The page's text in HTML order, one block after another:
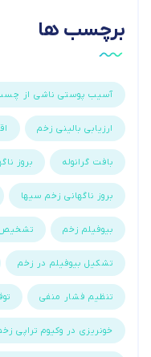
برچسب ها
آسیب پوستی ناشی از چسب
ارزیابی بالینی زخم
بافت گرانوله بروز
بروز ناگهانی زخم سیها
بیوفیلم زخم تشخیص
تشکیل بیوفیلم در زخم
تنظیم فشار منفی
خونریزی در وکیوم تراپی زخم